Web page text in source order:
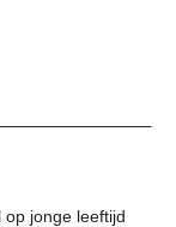
jonge leeftijd